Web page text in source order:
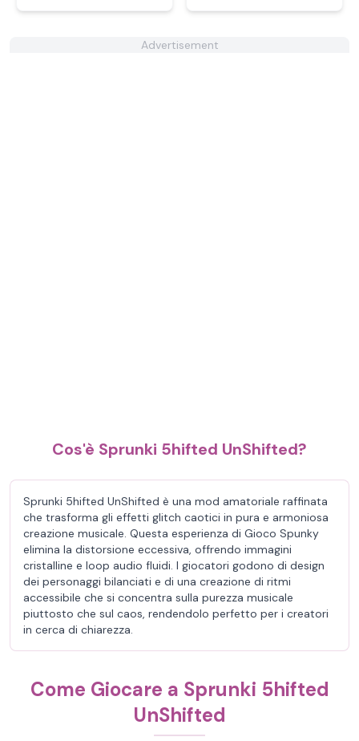
Advertisement
Cos'è Sprunki 5hifted UnShifted?
Sprunki 5hifted UnShifted è una mod amatoriale raffinata
che trasforma gli effetti glitch caotici in pura e armoniosa
creazione musicale. Questa esperienza di Gioco Spunky
elimina la distorsione eccessiva, offrendo immagini
cristalline e loop audio fluidi. I giocatori godono di design
dei personaggi bilanciati e di una creazione di ritmi
accessibile che si concentra sulla purezza musicale
piuttosto che sul caos, rendendolo perfetto per i creatori
in cerca di chiarezza.
Come Giocare a Sprunki 5hifted
UnShifted